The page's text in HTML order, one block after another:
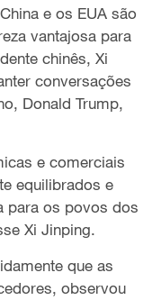
e os EUA são
vantajosa para
chinês, Xi
conversações
Donald Trump,
e comerciais
equilibrados e
para os povos dos
Xi Jinping.
que as
observou